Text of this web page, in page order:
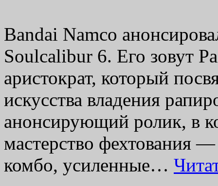
Bandai Namco
Soulcalibur 6. Его зовут
аристократ, который
искусства владения
анонсирующий ролик, в
мастерство фехтования
комбо, усиленные…